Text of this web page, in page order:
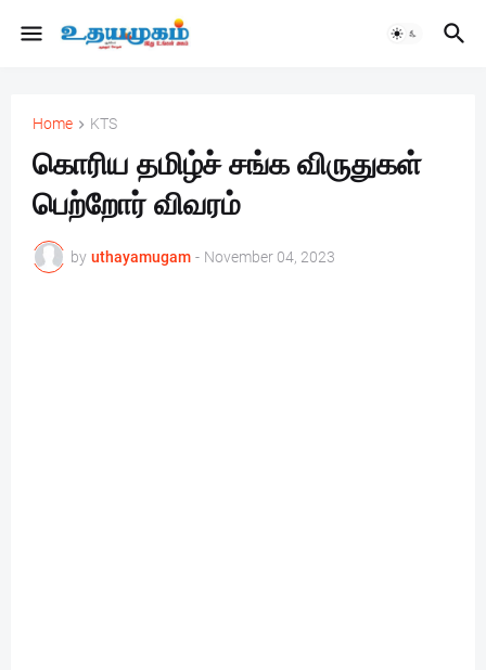
Home KTS
கொரிய தமிழ்ச் சங்க விருதுகள்
பெற்றோர் விவரம்
by uthayamugam - November 04, 2023